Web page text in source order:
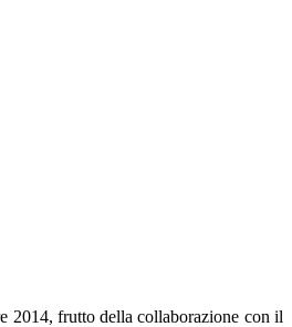
2014, frutto della collaborazione con il